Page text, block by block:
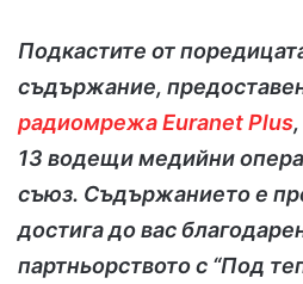
Подкастите от
съдържание,
радиомрежа Euranet Plus
13 водещи медийни
съюз. Съдържанието е
достига до вас
партньорството с “Под